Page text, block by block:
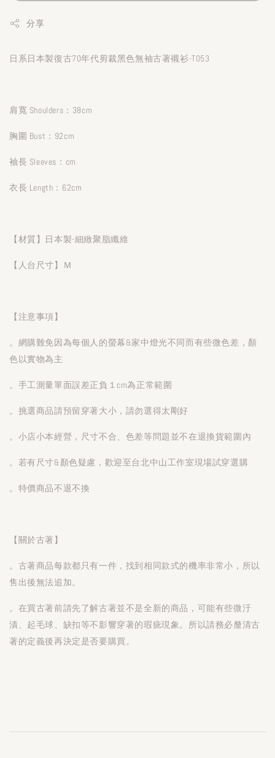
分享
日系日本製復古70年代剪裁黑色無袖古著襯衫-T053
肩寬 Shoulders：38cm
胸圍 Bust：92cm
袖長 Sleeves：cm
衣長 Length：62cm
【材質】日本製-細緻聚脂纖維
【人台尺寸】Ｍ
【注意事項】
。網購難免因為每個人的螢幕&家中燈光不同而有些微色差，顏
色以實物為主
。手工測量單面誤差正負１cm為正常範圍
。挑選商品請預留穿著大小，請勿選得太剛好
。小店小本經營，尺寸不合、色差等問題並不在退換貨範圍內
。若有尺寸&顏色疑慮，歡迎至台北中山工作室現場試穿選購
。特價商品不退不換
【關於古著】
。古著商品每款都只有一件，找到相同款式的機率非常小，所以
售出後無法追加。
。在買古著前請先了解古著並不是全新的商品，可能有些微汙
漬、起毛球、缺扣等不影響穿著的瑕疵現象。所以請務必釐清古
著的定義後再決定是否要購買。